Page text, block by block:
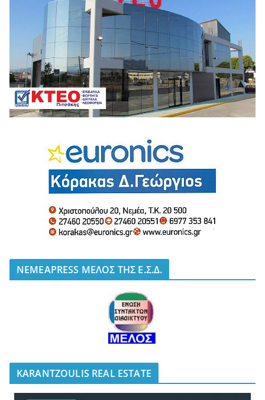
NEMEAPRESS ΜΕΛΟΣ ΤΗΣ Ε.Σ.Δ.
KARANTZOULIS REAL ESTATE